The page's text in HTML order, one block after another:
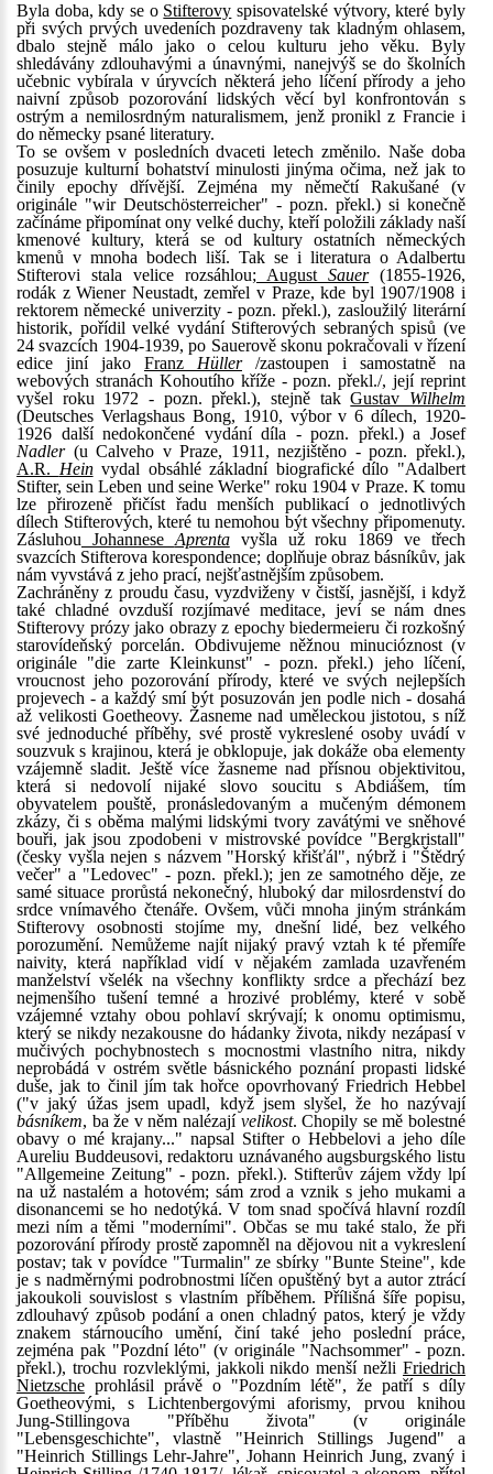
Byla doba, kdy se o Stifterovy spisovatelské výtvory, které byly
při svých prvých uvedeních pozdraveny tak kladným ohlasem,
dbalo stejně málo jako o celou kulturu jeho věku. Byly
shledávány zdlouhavými a únavnými, nanejvýš se do školních
učebnic vybírala v úryvcích některá jeho líčení přírody a jeho
naivní způsob pozorování lidských věcí byl konfrontován s
ostrým a nemilosrdným naturalismem, jenž pronikl z Francie i
do německy psané literatury.
To se ovšem v posledních dvaceti letech změnilo. Naše doba
posuzuje kulturní bohatství minulosti jinýma očima, než jak to
činily epochy dřívější. Zejména my němečtí Rakušané (v
originále "wir Deutschösterreicher" - pozn. překl.) si konečně
začínáme připomínat ony velké duchy, kteří položili základy naší
kmenové kultury, která se od kultury ostatních německých
kmenů v mnoha bodech liší. Tak se i literatura o Adalbertu
Stifterovi stala velice rozsáhlou; August Sauer(1855-1926,
rodák z Wiener Neustadt, zemřel v Praze, kde byl 1907/1908 i
rektorem německé univerzity - pozn. překl.), zasloužilý literární
historik, pořídil velké vydání Stifterových sebraných spisů (ve
24 svazcích 1904-1939, po Sauerově skonu pokračovali v řízení
edice jiní jako Franz Hüller/zastoupen i samostatně na
webových stranách Kohoutího kříže - pozn. překl./, její reprint
vyšel roku 1972 - pozn. překl.), stejně takGustav Wilhelm
(Deutsches Verlagshaus Bong, 1910, výbor v 6 dílech, 1920-
1926 další nedokončené vydání díla - pozn. překl.) a Josef
Nadler(u Calveho v Praze, 1911, nezjištěno - pozn. překl.),
A.R. Heinvydal obsáhlé základní biografické dílo "Adalbert
Stifter, sein Leben und seine Werke" roku 1904 v Praze. K tomu
lze přirozeně přičíst řadu menších publikací o jednotlivých
dílech Stifterových, které tu nemohou být všechny připomenuty.
Zásluhou Johannese Aprentavyšla už roku 1869 ve třech
svazcích Stifterova korespondence; doplňuje obraz básníkův, jak
nám vyvstává z jeho prací, nejšťastnějším způsobem.
Zachráněny z proudu času, vyzdviženy v čistší, jasnější, i když
také chladné ovzduší rozjímavé meditace, jeví se nám dnes
Stifterovy prózy jako obrazy z epochy biedermeieru či rozkošný
starovídeňský porcelán. Obdivujeme něžnou minucióznost (v
originále "die zarte Kleinkunst" - pozn. překl.) jeho líčení,
vroucnost jeho pozorování přírody, které ve svých nejlepších
projevech - a každý smí být posuzován jen podle nich - dosahá
až velikosti Goetheovy. Žasneme nad uměleckou jistotou, s níž
své jednoduché příběhy, své prostě vykreslené osoby uvádí v
souzvuk s krajinou, která je obklopuje, jak dokáže oba elementy
vzájemně sladit. Ještě více žasneme nad přísnou objektivitou,
která si nedovolí nijaké slovo soucitu s Abdiášem, tím
obyvatelem pouště, pronásledovaným a mučeným démonem
zkázy, či s oběma malými lidskými tvory zavátými ve sněhové
bouři, jak jsou zpodobeni v mistrovské povídce "Bergkristall"
(česky vyšla nejen s názvem "Horský křišťál", nýbrž i "Štědrý
večer" a "Ledovec" - pozn. překl.); jen ze samotného děje, ze
samé situace prorůstá nekonečný, hluboký dar milosrdenství do
srdce vnímavého čtenáře. Ovšem, vůči mnoha jiným stránkám
Stifterovy osobnosti stojíme my, dnešní lidé, bez velkého
porozumění. Nemůžeme najít nijaký pravý vztah k té přemíře
naivity, která například vidí v nějakém zamlada uzavřeném
manželství všelék na všechny konflikty srdce a přechází bez
nejmenšího tušení temné a hrozivé problémy, které v sobě
vzájemné vztahy obou pohlaví skrývají; k onomu optimismu,
který se nikdy nezakousne do hádanky života, nikdy nezápasí v
mučivých pochybnostech s mocnostmi vlastního nitra, nikdy
neprobádá v ostrém světle básnického poznání propasti lidské
duše, jak to činil jím tak hořce opovrhovaný Friedrich Hebbel
("v jaký úžas jsem upadl, když jsem slyšel, že ho nazývají
básníkem, ba že v něm nalézají velikost. Chopily se mě bolestné
obavy o mé krajany..." napsal Stifter o Hebbelovi a jeho díle
Aureliu Buddeusovi, redaktoru uznávaného augsburgského listu
"Allgemeine Zeitung" - pozn. překl.). Stifterův zájem vždy lpí
na už nastalém a hotovém; sám zrod a vznik s jeho mukami a
disonancemi se ho nedotýká. V tom snad spočívá hlavní rozdíl
mezi ním a těmi "moderními". Občas se mu také stalo, že při
pozorování přírody prostě zapomněl na dějovou nit a vykreslení
postav; tak v povídce "Turmalin" ze sbírky "Bunte Steine", kde
je s nadměrnými podrobnostmi líčen opuštěný byt a autor ztrácí
jakoukoli souvislost s vlastním příběhem. Přílišná šíře popisu,
zdlouhavý způsob podání a onen chladný patos, který je vždy
znakem stárnoucího umění, činí také jeho poslední práce,
zejména pak "Pozdní léto" (v originále "Nachsommer" - pozn.
překl.), trochu rozvleklými, jakkoli nikdo menší nežli Friedrich
Nietzsche prohlásil právě o "Pozdním létě", že patří s díly
Goetheovými, s Lichtenbergovými aforismy, prvou knihou
Jung-Stillingova "Příběhu života" (v originále
"Lebensgeschichte", vlastně "Heinrich Stillings Jugend" a
"Heinrich Stillings Lehr-Jahre", Johann Heinrich Jung, zvaný i